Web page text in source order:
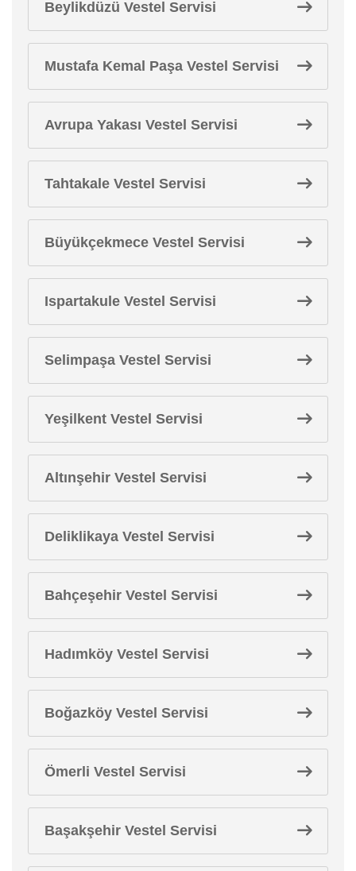
Beylikdüzü Vestel Servisi
Mustafa Kemal Paşa Vestel Servisi
Avrupa Yakası Vestel Servisi
Tahtakale Vestel Servisi
Büyükçekmece Vestel Servisi
Ispartakule Vestel Servisi
Selimpaşa Vestel Servisi
Yeşilkent Vestel Servisi
Altınşehir Vestel Servisi
Deliklikaya Vestel Servisi
Bahçeşehir Vestel Servisi
Hadımköy Vestel Servisi
Boğazköy Vestel Servisi
Ömerli Vestel Servisi
Başakşehir Vestel Servisi